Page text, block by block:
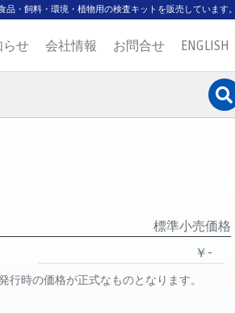
・飼料・環境・植物用の検査キットを販売しています。
らせ 会社情報 お問合せ ENGLISH
標準小売価格
￥-
時の価格が正式なものとなります。